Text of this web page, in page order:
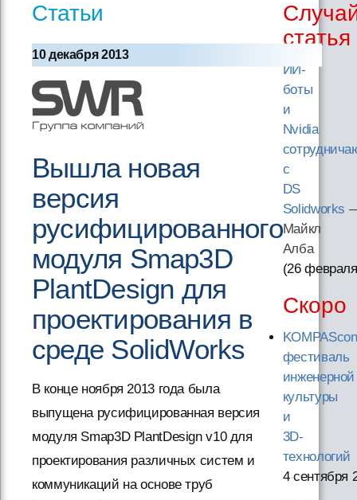
Статьи
10 декабря 2013
Вышла новая
версия
русифицированного
модуля Smap3D
PlantDesign для
проектирования в
среде SolidWorks
В конце ноября 2013 года была
выпущена русифицированная версия
модуля Smap3D PlantDesign v10 для
проектирования различных систем и
коммуникаций на основе труб
статья
ИИ-
боты
и
Nvidia
с
DS
Solidworks
Майкл
Алба
(26
Скоро
фестиваль
инженерной
культуры
и
3D-
технологий
4 сентября